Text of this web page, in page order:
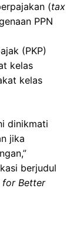
(tax
PPN
(PKP)
kelas
kelas
dinikmati
jika
berjudul
for Better